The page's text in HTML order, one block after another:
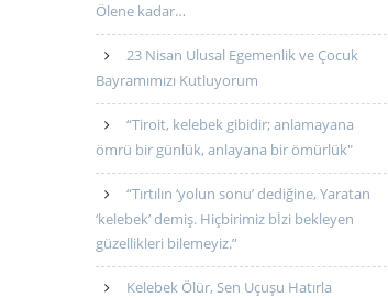
Ölene kadar…
23 Nisan Ulusal Egemenlik ve Çocuk
Bayramımızı Kutluyorum
“Tiroit, kelebek gibidir; anlamayana
ömrü bir günlük, anlayana bir ömürlük"
“Tırtılın ‘yolun sonu’ dediğine, Yaratan
‘kelebek’ demiş. Hiçbirimiz bİzi bekleyen
güzellikleri bilemeyiz.”
Kelebek Ölür, Sen Uçuşu Hatırla